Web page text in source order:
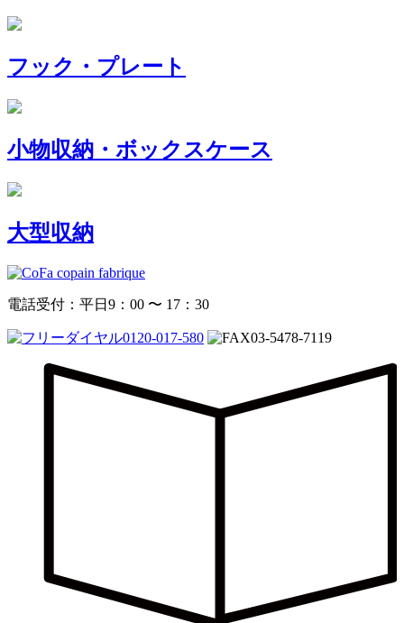
フック・プレート
小物収納・ボックスケース
大型収納
電話受付：平日9：00 〜 17：30
0120-017-580 03-5478-7119